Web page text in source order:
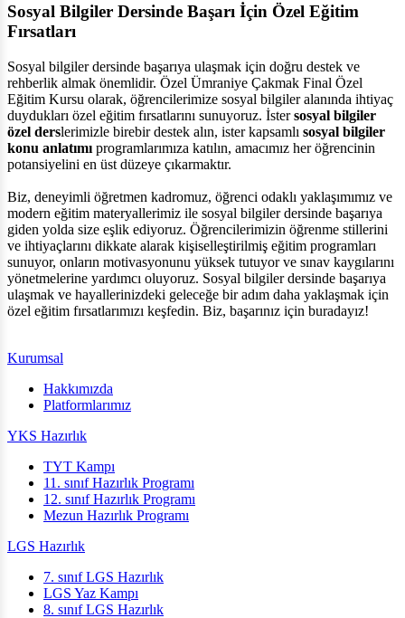
Sosyal Bilgiler Dersinde Başarı İçin Özel Eğitim
Fırsatları
Sosyal bilgiler dersinde başarıya ulaşmak için doğru destek ve
rehberlik almak önemlidir. Özel Ümraniye Çakmak Final Özel
Eğitim Kursu olarak, öğrencilerimize sosyal bilgiler alanında ihtiyaç
duydukları özel eğitim fırsatlarını sunuyoruz. İstersosyal bilgiler
özel derslerimizle birebir destek alın, ister kapsamlı sosyal bilgiler
konu anlatımı programlarımıza katılın, amacımız her öğrencinin
potansiyelini en üst düzeye çıkarmaktır.
Biz, deneyimli öğretmen kadromuz, öğrenci odaklı yaklaşımımız ve
modern eğitim materyallerimiz ile sosyal bilgiler dersinde başarıya
giden yolda size eşlik ediyoruz. Öğrencilerimizin öğrenme stillerini
ve ihtiyaçlarını dikkate alarak kişiselleştirilmiş eğitim programları
sunuyor, onların motivasyonunu yüksek tutuyor ve sınav kaygılarını
yönetmelerine yardımcı oluyoruz. Sosyal bilgiler dersinde başarıya
ulaşmak ve hayallerinizdeki geleceğe bir adım daha yaklaşmak için
özel eğitim fırsatlarımızı keşfedin. Biz, başarınız için buradayız!
Kurumsal
Hakkımızda
Platformlarımız
YKS Hazırlık
TYT Kampı
11. sınıf Hazırlık Programı
12. sınıf Hazırlık Programı
Mezun Hazırlık Programı
LGS Hazırlık
7. sınıf LGS Hazırlık
LGS Yaz Kampı
8. sınıf LGS Hazırlık